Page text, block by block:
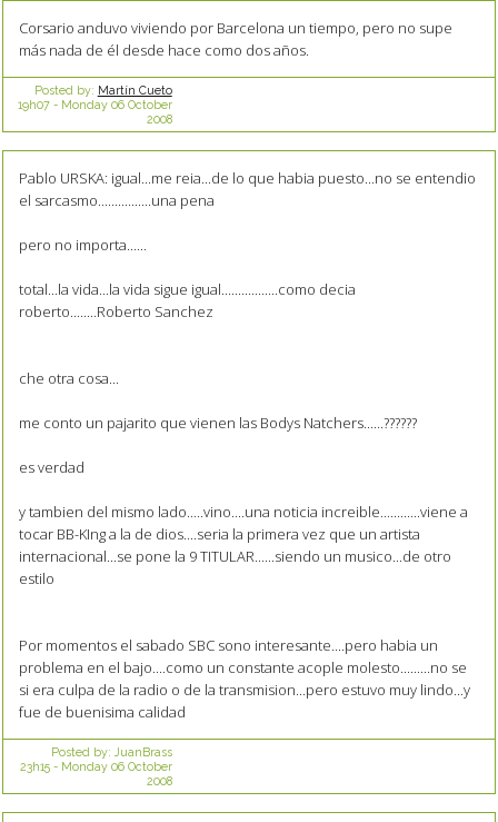
Corsario anduvo viviendo por Barcelona un tiempo, pero no supe
más nada de él desde hace como dos años.
Posted by: Martín Cueto
19h07- Monday 06 October
2008
Pablo URSKA: igual...me reia...de lo que habia puesto...no se entendio
el sarcasmo................una pena
pero no importa......
total...la vida...la vida sigue igual.................como decia
roberto........Roberto Sanchez
che otra cosa...
me conto un pajarito que vienen las Bodys Natchers......??????
es verdad
y tambien del mismo lado.....vino....una noticia increible............viene a
tocar BB-KIng a la de dios....seria la primera vez que un artista
internacional...se pone la 9 TITULAR......siendo un musico...de otro
estilo
Por momentos el sabado SBC sono interesante....pero habia un
problema en el bajo....como un constante acople molesto.........no se
si era culpa de la radio o de la transmision...pero estuvo muy lindo...y
fue de buenisima calidad
Posted by: JuanBrass
23h15- Monday 06 October
2008